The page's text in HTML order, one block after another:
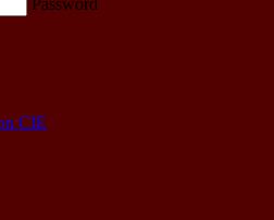
Password
CIE